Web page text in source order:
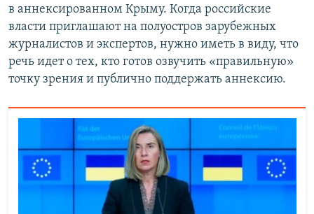
в аннексированном Крыму. Когда российские
власти приглашают на полуостров зарубежных
журналистов и экспертов, нужно иметь в виду, что
речь идет о тех, кто готов озвучить «правильную»
точку зрения и публично поддержать аннексию.